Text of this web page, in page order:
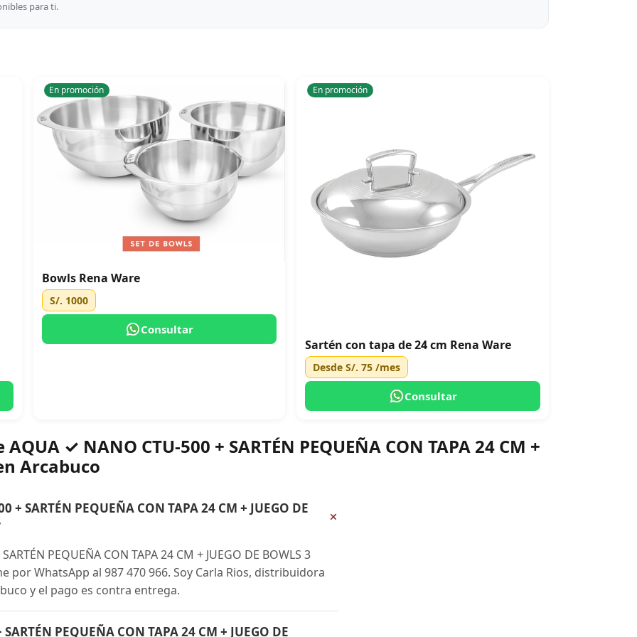
para ti.
En promoción
Bowls Rena Ware
S/. 1000
Consultar
En promoción
Sartén con tapa de 24 cm Rena Ware
DesdeS/. 75 /mes
Consultar
✓ NANO CTU-500 + SARTÉN PEQUEÑA CON TAPA 24 CM +
Arcabuco
SARTÉN PEQUEÑA CON TAPA 24 CM + JUEGO DE
+
PEQUEÑA CON TAPA 24 CM + JUEGO DE BOWLS 3
por WhatsApp al 987 470 966. Soy Carla Rios, distribuidora
y el pago es contra entrega.
PEQUEÑA CON TAPA 24 CM + JUEGO DE